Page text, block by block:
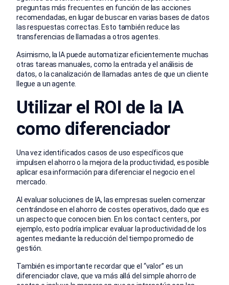
preguntas más frecuentes en función de las acciones
recomendadas, en lugar de buscar en varias bases de datos
las respuestas correctas. Esto también reduce las
transferencias de llamadas a otros agentes.
Asimismo, la IA puede automatizar eficientemente muchas
otras tareas manuales, como la entrada y el análisis de
datos, o la canalización de llamadas antes de que un cliente
llegue a un agente.
Utilizar el ROI de la IA
como diferenciador
Una vez identificados casos de uso específicos que
impulsen el ahorro o la mejora de la productividad, es posible
aplicar esa información para diferenciar el negocio en el
mercado.
Al evaluar soluciones de IA, las empresas suelen comenzar
centrándose en el ahorro de costes operativos, dado que es
un aspecto que conocen bien. En los contact centers, por
ejemplo, esto podría implicar evaluar la productividad de los
agentes mediante la reducción del tiempo promedio de
gestión.
También es importante recordar que el “valor” es un
diferenciador clave, que va más allá del simple ahorro de